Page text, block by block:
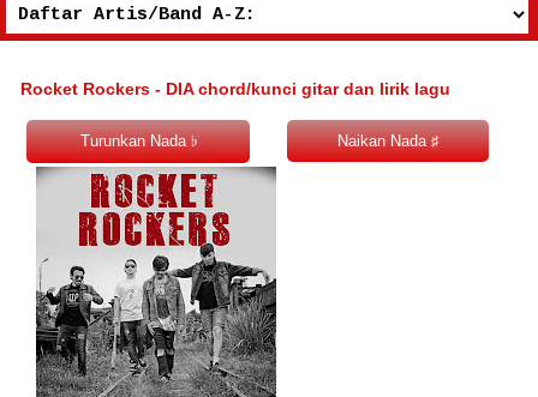
Rocket Rockers - DIA chord/kunci gitar dan lirik lagu